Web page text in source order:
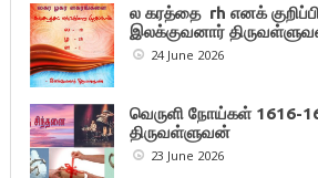
ல கரத்தை rh எனக்
இலக்குவனார்
24 June 2026
வெருளி நோய்கள் 1616-
திருவள்ளுவன்
23 June 2026